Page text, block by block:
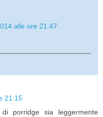
alle ore 21:47
21:15
porridge sia leggermente